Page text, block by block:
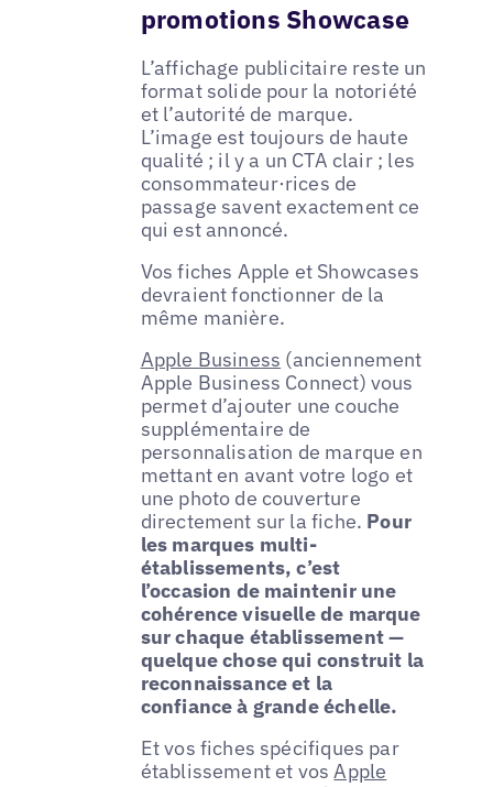
promotions Showcase
L’affichage publicitaire reste un
format solide pour la notoriété
et l’autorité de marque.
L’image est toujours de haute
qualité ; il y a un CTA clair ; les
consommateur·rices de
passage savent exactement ce
qui est annoncé.
Vos fiches Apple et Showcases
devraient fonctionner de la
même manière.
Apple Business (anciennement
Apple Business Connect) vous
permet d’ajouter une couche
supplémentaire de
personnalisation de marque en
mettant en avant votre logo et
une photo de couverture
directement sur la fiche. Pour
les marques multi-
établissements, c’est
l’occasion de maintenir une
cohérence visuelle de marque
sur chaque établissement —
quelque chose qui construit la
reconnaissance et la
confiance à grande échelle.
Et vos fiches spécifiques par
établissement et vos Apple